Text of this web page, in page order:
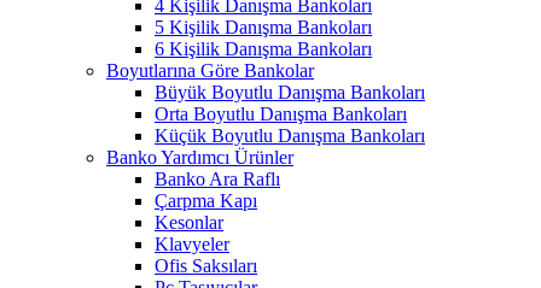
4 Kişilik Danışma Bankoları
5 Kişilik Danışma Bankoları
6 Kişilik Danışma Bankoları
Boyutlarına Göre Bankolar
Büyük Boyutlu Danışma Bankoları
Orta Boyutlu Danışma Bankoları
Küçük Boyutlu Danışma Bankoları
Banko Yardımcı Ürünler
Banko Ara Raflı
Çarpma Kapı
Kesonlar
Klavyeler
Ofis Saksıları